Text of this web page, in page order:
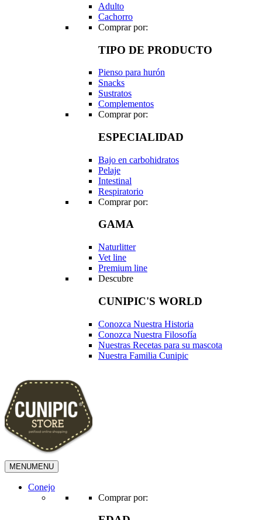
Adulto
Cachorro
Comprar por:
TIPO DE PRODUCTO
Pienso para hurón
Snacks
Sustratos
Complementos
Comprar por:
ESPECIALIDAD
Bajo en carbohidratos
Pelaje
Intestinal
Respiratorio
Comprar por:
GAMA
Naturlitter
Vet line
Premium line
Descubre
CUNIPIC'S WORLD
Conozca Nuestra Historia
Conozca Nuestra Filosofía
Nuestras Recetas para su mascota
Nuestra Familia Cunipic
MENUMENU
Conejo
Comprar por: